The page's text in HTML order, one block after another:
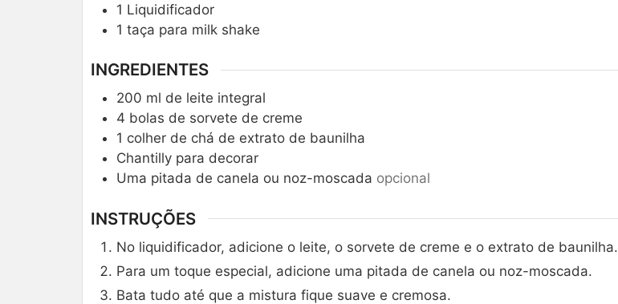
1 Liquidificador
1 taça para milk shake
INGREDIENTES
200 ml de leite integral
4 bolas de sorvete de creme
1 colher de chá de extrato de baunilha
Chantilly para decorar
Uma pitada de canela ou noz-moscada opcional
INSTRUÇÕES
No liquidificador, adicione o leite, o sorvete de creme e o extrato de baunilha.
Para um toque especial, adicione uma pitada de canela ou noz-moscada.
Bata tudo até que a mistura fique suave e cremosa.